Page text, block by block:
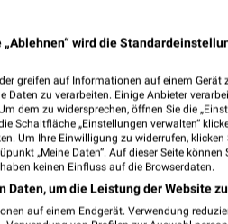
wird die
greifen auf Informationen auf einem Gerät
Daten zu verarbeiten. Einige Anbieter
dem zu widersprechen, öffnen Sie die
Schaltfläche „Einstellungen verwalten“
Um Ihre Einwilligung zu widerrufen,
„Meine Daten“. Auf dieser Seite
keinen Einfluss auf die Browserdaten.
Daten, um die Leistung der Website
auf einem Endgerät. Verwendung